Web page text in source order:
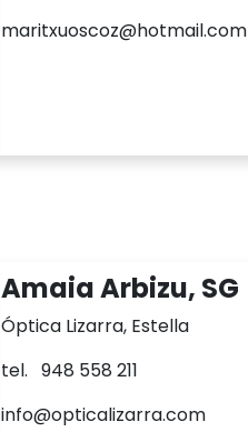
maritxuoscoz@hotmail.com
Amaia Arbizu, SG
Óptica Lizarra, Estella
tel. 948 558 211
info@opticalizarra.com